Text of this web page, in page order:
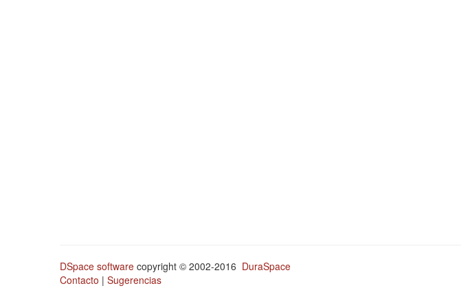
DSpace software copyright © 2002-2016 DuraSpace
Contacto | Sugerencias